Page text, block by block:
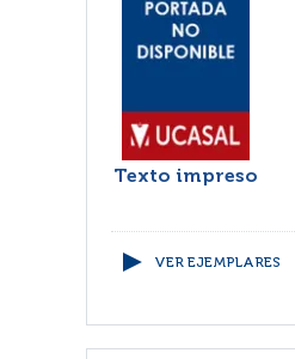
Texto impreso
VER EJEMPLARES